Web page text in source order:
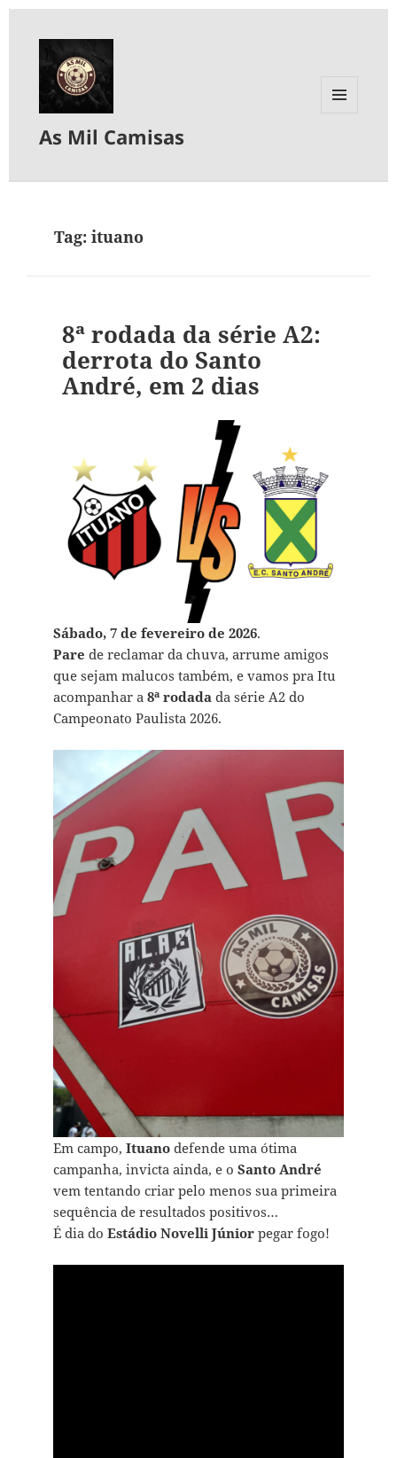
As Mil Camisas
Tag:ituano
8ª rodada da série A2:
derrota do Santo
André, em 2 dias
Sábado, 7 de fevereiro de 2026.
Pare de reclamar da chuva, arrume amigos
que sejam malucos também, e vamos pra Itu
acompanhar a 8ª rodadada série A2 do
Campeonato Paulista 2026.
Em campo, Ituanodefende uma ótima
campanha, invicta ainda, e o Santo André
vem tentando criar pelo menos sua primeira
sequência de resultados positivos…
É dia do Estádio Novelli Júnior pegar fogo!